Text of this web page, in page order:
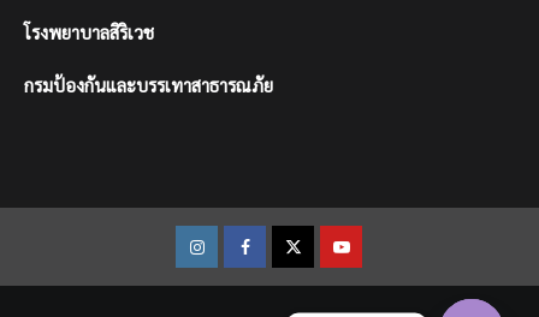
โรงพยาบาลสิริเวช
กรมป้องกันและบรรเทาสาธารณภัย
InstagramFacebookTwitterYoutube